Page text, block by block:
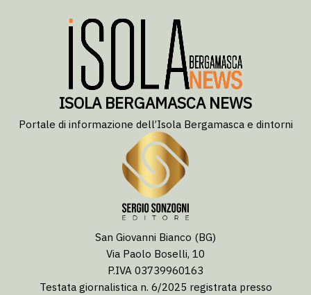
ISOLA BERGAMASCA NEWS
Portale di informazione dell’Isola Bergamasca e dintorni
San Giovanni Bianco (BG)
Via Paolo Boselli, 10
P.IVA 03739960163
Testata giornalistica n. 6/2025 registrata presso